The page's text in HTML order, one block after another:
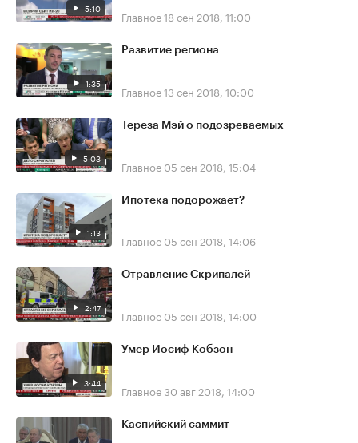
5:10 Главное18 сен 2018, 11:00
1:35
Развитие региона
Главное13 сен 2018, 10:00
5:03
Тереза Мэй о подозреваемых
Главное 05 сен 2018, 15:04
1:13
Ипотека подорожает?
Главное 05 сен 2018, 14:06
2:47
Отравление Скрипалей
Главное 05 сен 2018, 14:00
3:44
Умер Иосиф Кобзон
Главное30 авг 2018, 14:00
Каспийский саммит